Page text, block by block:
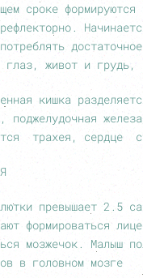
сроке
глаз, живот и грудь,
кишка
поджелудочная
трахея, сердце
превышает 2.5
формироваться
мозжечок. Малыш
в головном мозге